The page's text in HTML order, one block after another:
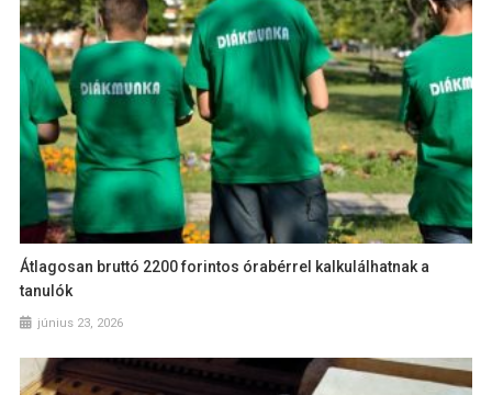
Átlagosan bruttó 2200 forintos órabérrel kalkulálhatnak a
tanulók
június 23, 2026